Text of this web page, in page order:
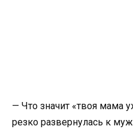
— Что значит «твоя мама
резко развернулась к